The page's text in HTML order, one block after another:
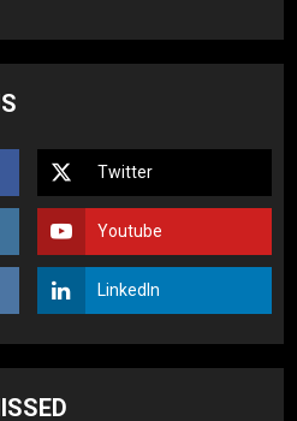
khiếu nại đòi tiền 100%
chí mạng khiến người mới
Trung Quốc bị lỗ vốn, ôm sô
hàng thời trang 1688 giá
cho dân buôn mới
Twitter
Youtube
LinkedIn